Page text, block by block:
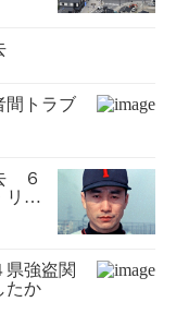
トラブ
６
リー
強盗関
たか